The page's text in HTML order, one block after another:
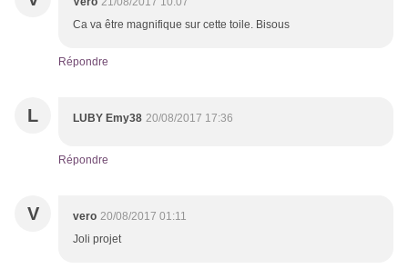
Ca va être magnifique sur cette toile. Bisous
Répondre
L LUBY Emy38 20/08/2017 17:36
Répondre
V vero 20/08/2017 01:11
Joli projet